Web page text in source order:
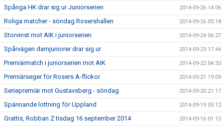
Spånga HK drar sig ur Juniorserien 2014-09-26 14:06
Roliga matcher - söndag Rosershallen 2014-09-26 05:18
Storvinst mot AIK i juniorserien 2014-09-24 06:27
Spårvägen damjuniorer drar sig ur 2014-09-23 17:44
Premiärmatch i juniorserien mot AIK 2014-09-22 04:33
Premiärseger för Rosers A-flickor 2014-09-21 19:09
Seriepremiär mot Gustavsberg - söndag 2014-09-20 21:17
Spännande lottning för Uppland 2014-09-19 05:12
Grattis, Robban Z tisdag 16 september 2014 2014-09-16 01:15